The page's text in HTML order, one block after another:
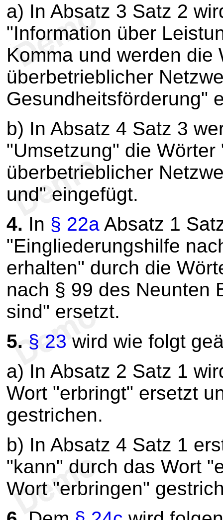
a) In Absatz 3 Satz 2
"Information über
Komma und werden die
überbetrieblicher
Gesundheitsförderung"
b) In Absatz 4 Satz 3
"Umsetzung" die
überbetrieblicher
und" eingefügt.
4. In § 22a Absatz 1
"Eingliederungshilfe
erhalten" durch die
nach § 99 des Neunten
sind" ersetzt.
5. § 23 wird wie folgt
a) In Absatz 2 Satz 1
Wort "erbringt" ersetzt
gestrichen.
b) In Absatz 4 Satz 1
"kann" durch das Wort
Wort "erbringen"